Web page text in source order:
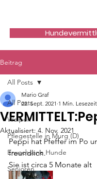
Beitrag
All Posts
Welpen
Pflegestelle in Murg (D)
Erwachsene Hunde
Senioren
All Posts
Mario Graf
22. Sept. 2021 1 Min. Lesezeit
Aktualisiert: 4. Nov. 2021
Peppi hat Pfeffer im Po
freundlich.
Sie ist circa 5 Monate alt